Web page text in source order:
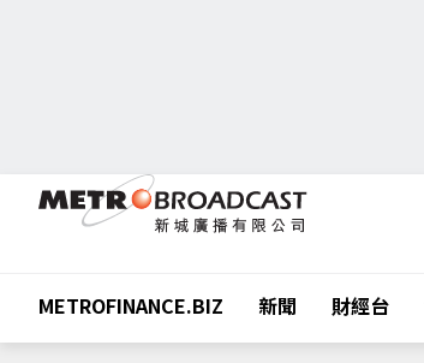
METROFINANCE.BIZ 新聞 財經台